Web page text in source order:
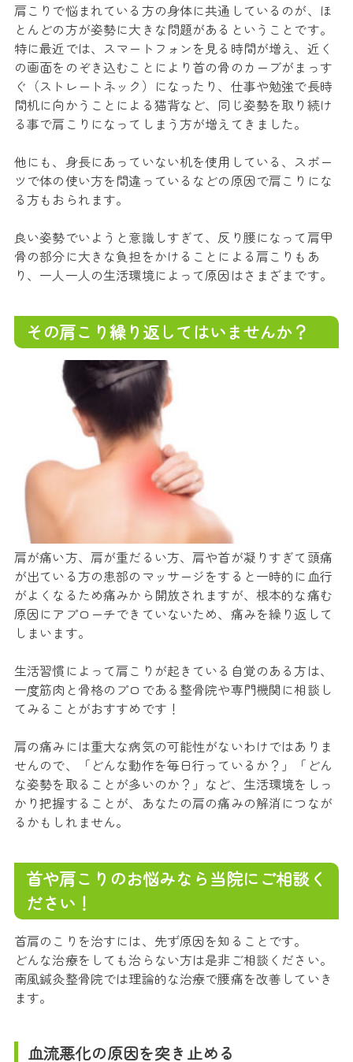
肩こりで悩まれている方の身体に共通しているのが、ほ
とんどの方が姿勢に大きな問題があるということです。
特に最近では、スマートフォンを見る時間が増え、近く
の画面をのぞき込むことにより首の骨のカーブがまっす
ぐ（ストレートネック）になったり、仕事や勉強で長時
間机に向かうことによる猫背など、同じ姿勢を取り続け
る事で肩こりになってしまう方が増えてきました。
他にも、身長にあっていない机を使用している、スポー
ツで体の使い方を間違っているなどの原因で肩こりにな
る方もおられます。
良い姿勢でいようと意識しすぎて、反り腰になって肩甲
骨の部分に大きな負担をかけることによる肩こりもあ
り、一人一人の生活環境によって原因はさまざまです。
その肩こり繰り返してはいませんか？
肩が痛い方、肩が重だるい方、肩や首が凝りすぎて頭痛
が出ている方の患部のマッサージをすると一時的に血行
がよくなるため痛みから開放されますが、根本的な痛む
原因にアプローチできていないため、痛みを繰り返して
しまいます。
生活習慣によって肩こりが起きている自覚のある方は、
一度筋肉と骨格のプロである整骨院や専門機関に相談し
てみることがおすすめです！
肩の痛みには重大な病気の可能性がないわけではありま
せんので、「どんな動作を毎日行っているか？」「どん
な姿勢を取ることが多いのか？」など、生活環境をしっ
かり把握することが、あなたの肩の痛みの解消につなが
るかもしれません。
首や肩こりのお悩みなら当院にご相談く
ださい！
首肩のこりを治すには、先ず原因を知ることです。
どんな治療をしても治らない方は是非ご相談ください。
南風鍼灸整骨院では理論的な治療で腰痛を改善していき
ます。
血流悪化の原因を突き止める